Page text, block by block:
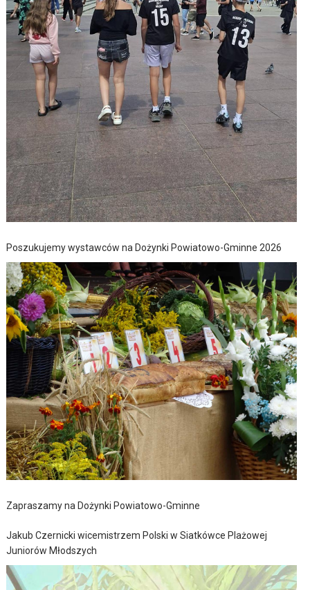
Poszukujemy wystawców na Dożynki Powiatowo-Gminne 2026
Zapraszamy na Dożynki Powiatowo-Gminne
Jakub Czernicki wicemistrzem Polski w Siatkówce Plażowej
Juniorów Młodszych